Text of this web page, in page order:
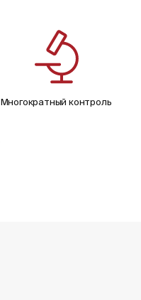
Многократный контроль